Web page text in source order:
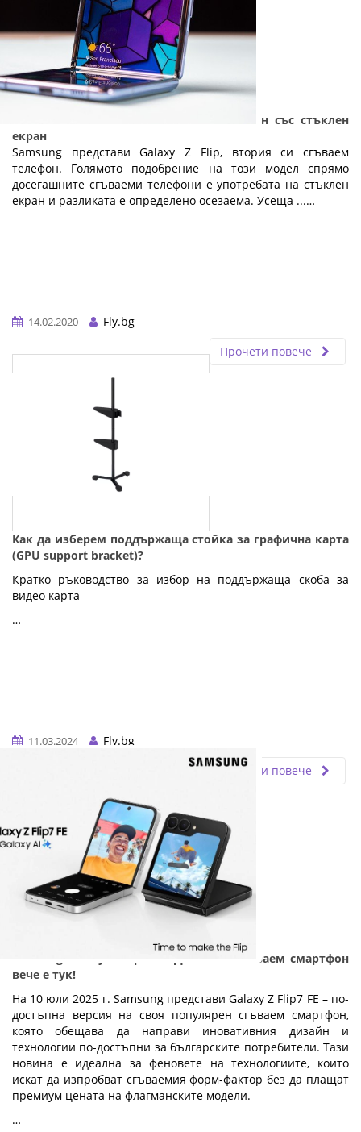
Samsung Galaxy Z Flip - сгъваем телефон със стъклен
екран
Samsung представи Galaxy Z Flip, втория си сгъваем
телефон. Голямото подобрение на този модел спрямо
досегашните сгъваеми телефони е употребата на стъклен
екран и разликата е определено осезаема. Усеща ...…
14.02.2020
Fly.bg
Прочети повече
Как да изберем поддържаща стойка за графична карта
(GPU support bracket)?
Кратко ръководство за избор на поддържаща скоба за
видео карта
…
11.03.2024
Fly.bg
Прочети повече
Samsung Galaxy Z Flip7 FE: Достъпен сгъваем смартфон
вече е тук!
На 10 юли 2025 г. Samsung представи Galaxy Z Flip7 FE – по-
достъпна версия на своя популярен сгъваем смартфон,
която обещава да направи иновативния дизайн и
технологии по-достъпни за българските потребители. Тази
новина е идеална за феновете на технологиите, които
искат да изпробват сгъваемия форм-фактор без да плащат
премиум цената на флагманските модели.
…